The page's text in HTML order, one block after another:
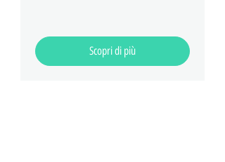
Scopri di più